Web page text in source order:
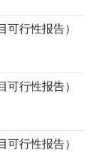
行性报告）
行性报告）
可行性报告）